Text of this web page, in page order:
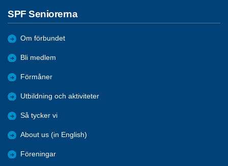
SPF Seniorerna
Om förbundet
Bli medlem
Förmåner
Utbildning och aktiviteter
Så tycker vi
About us (in English)
Föreningar